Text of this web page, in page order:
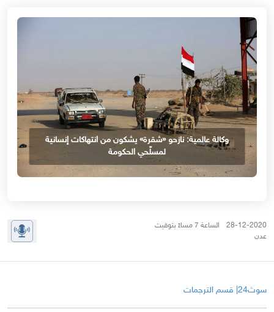
وكالة عالمية: نازحو «شقرة» يشكون من انتهاكات إنسانية
لمسلّحي الحكومة
28-12-2020 الساعة 7 مساءً بتوقيت
عدن
سوث24| قسم الترجمات